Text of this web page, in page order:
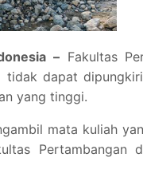
–Fakultas
tidak dapat
yang tinggi.
mata kuliah
Pertambangan